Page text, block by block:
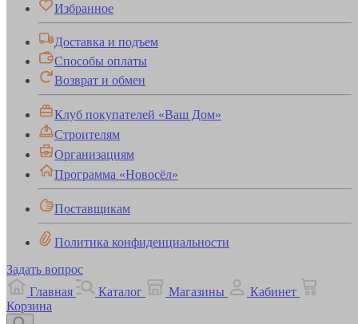
Избранное
Доставка и подъем
Способы оплаты
Возврат и обмен
Клуб покупателей «Ваш Дом»
Строителям
Организациям
Программа «Новосёл»
Поставщикам
Политика конфиденциальности
Задать вопрос
Главная
Каталог Магазины
Кабинет
Корзина